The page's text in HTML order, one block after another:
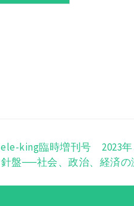
ele-king臨時増刊号 2023年
針盤──社会、政治、経済の